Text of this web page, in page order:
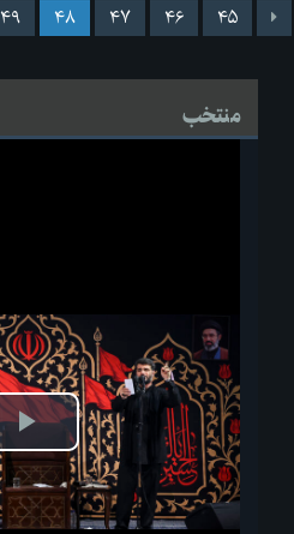
۴۵ ۴۶ ۴۷ ۴۸ ۴۹
منتخب
پخش
ویدیو